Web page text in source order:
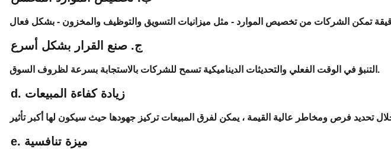
ج. صنع القرار بشكل أسرع
التنبؤ في الوقت الفعلي والتحديثات الديناميكية تسمح للشركات بالاستجابة بسرعة لظروف السوق.
d. زيادة كفاءة المبيعات
e. ميزة تنافسية